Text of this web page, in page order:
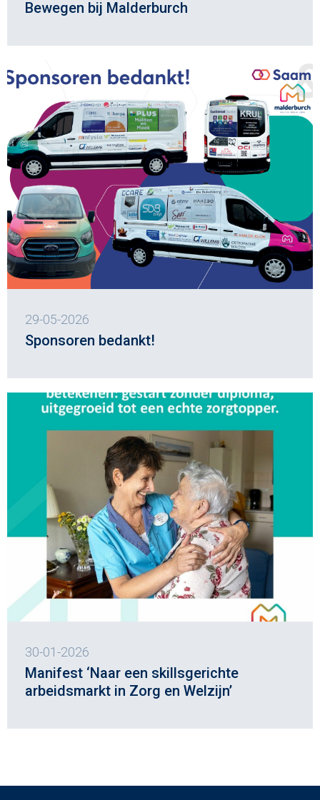
Bewegen bij Malderburch
29-05-2026
Sponsoren bedankt!
30-01-2026
Manifest ‘Naar een skillsgerichte
arbeidsmarkt in Zorg en Welzijn’